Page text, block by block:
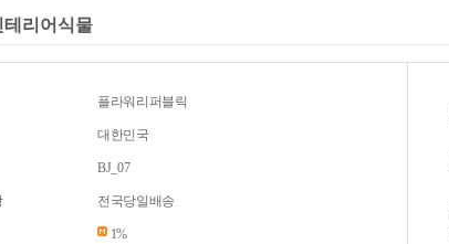
리어식물
플라워리퍼블릭
대한민국
BJ_07
전국당일배송
1%